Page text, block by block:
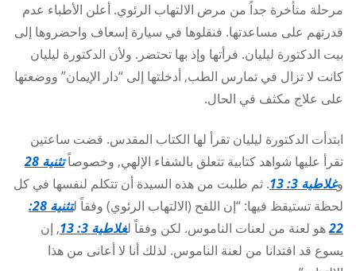
مرحلة متأخرة جداً من مرض الالتهاب الرئوي. أعلن الأطباء عدم
قدرتهم على مساعدتها. فنقلوها في سيارة إسعاف واحضروها إلى
بيت الدكتورة ليليان. فرأتها وإذ بها تحتضر. ولأن الدكتورة ليليان
كانت لا تزال في تمارس الطب, أدخلتها إلى “دار الإيمان” ووضعتها
على علاج مكثف في الحال.
ابتدأت الدكتورة ليليان تقرأ لها الكتاب المقدس. قضت ساعتين
تقرأ عليها شواهد كتابية تتعلق بالشفاء الإلهي, وخصوصاًتثنية 28
وغلاطية 3: 13
. ثم طلبت من هذه السيدة أن تتكلم لنفسها في كل
لحظة تستيقظ فيها: “إن اللفح (الالتهاب الرئوي) وفقاً ل
تثنية 28:
22هو لعنة من لعنات الناموس. لكن وفقاً لغلاطية 3: 13
, إن
يسوع قد افتدانا من لعنة الناموس. لذلك أنا لا أعانى من هذا